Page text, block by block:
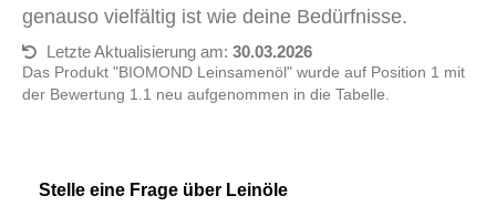
genauso vielfältig ist wie deine Bedürfnisse.
Letzte Aktualisierung am: 30.03.2026
Das Produkt "BIOMOND Leinsamenöl" wurde auf Position 1 mit
der Bewertung 1.1 neu aufgenommen in die Tabelle.
Stelle eine Frage über Leinöle